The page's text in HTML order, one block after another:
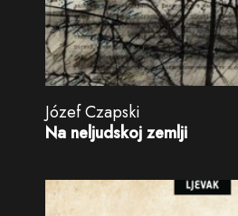
Józef Czapski
Na neljudskoj zemlji